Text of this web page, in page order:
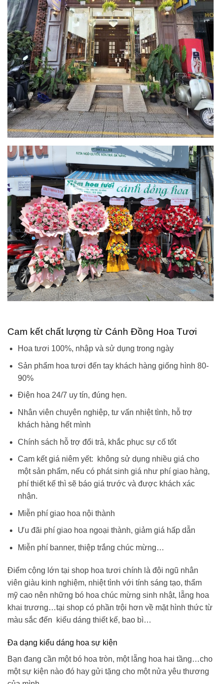
Cam kết chất lượng từ Cánh Đồng Hoa Tươi
Hoa tươi 100%, nhập và sử dụng trong ngày
Sản phẩm hoa tươi đến tay khách hàng giống hình 80-
90%
Điện hoa 24/7 uy tín, đúng hẹn.
Nhân viên chuyên nghiệp, tư vấn nhiệt tình, hỗ trợ
khách hàng hết mình
Chính sách hỗ trợ đổi trả, khắc phục sự cố tốt
Cam kết giá niêm yết: không sử dụng nhiều giá cho
một sản phẩm, nếu có phát sinh giá như phí giao hàng,
phí thiết kế thì sẽ báo giá trước và được khách xác
nhận.
Miễn phí giao hoa nội thành
Ưu đãi phí giao hoa ngoại thành, giảm giá hấp dẫn
Miễn phí banner, thiệp trắng chúc mừng…
Điểm cộng lớn tại shop hoa tươi chính là đội ngũ nhân
viên giàu kinh nghiệm, nhiệt tình với tính sáng tạo, thẩm
mỹ cao nên những bó hoa chúc mừng sinh nhật, lẵng hoa
khai trương…tại shop có phần trội hơn về mặt hình thức từ
màu sắc đến kiểu dáng thiết kế, bao bì…
Đa dạng kiểu dáng hoa sự kiện
Bạn đang cần một bó hoa tròn, một lẵng hoa hai tầng…cho
một sự kiện nào đó hay gửi tặng cho một nửa yêu thương